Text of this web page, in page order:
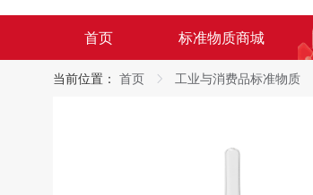
首页 标准物质商城
当前位置： 首页 工业与消费品标准物质